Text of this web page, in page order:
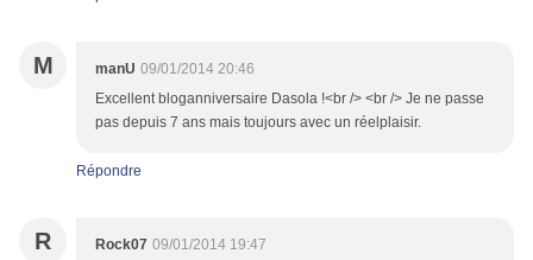
M manU 09/01/2014 20:46
Excellent bloganniversaire Dasola !<br /> <br /> Je ne passe
pas depuis 7 ans mais toujours avec un réelplaisir.
Répondre
R Rock07 09/01/2014 19:47